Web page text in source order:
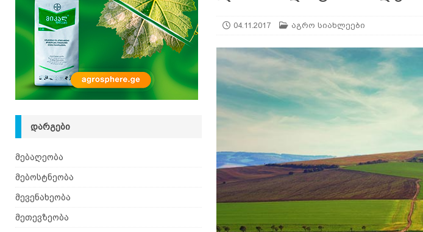
[ 08.08.2026 ] ზაანენური ჯიშის თხა შვეიცარიიდან
04.11.2017 აგრო სიახლეები
ᲓᲐᲠᲒᲔᲑᲘ
მებაღეობა
მებოსტნეობა
მევენახეობა
მეთევზეობა